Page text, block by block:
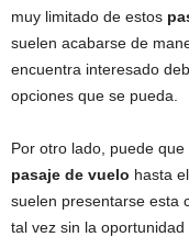
muy limitado de estos
suelen acabarse de
encuentra interesado
opciones que se pueda.
Por otro lado, puede
pasaje de vuelo hasta el
suelen presentarse esta
tal vez sin la